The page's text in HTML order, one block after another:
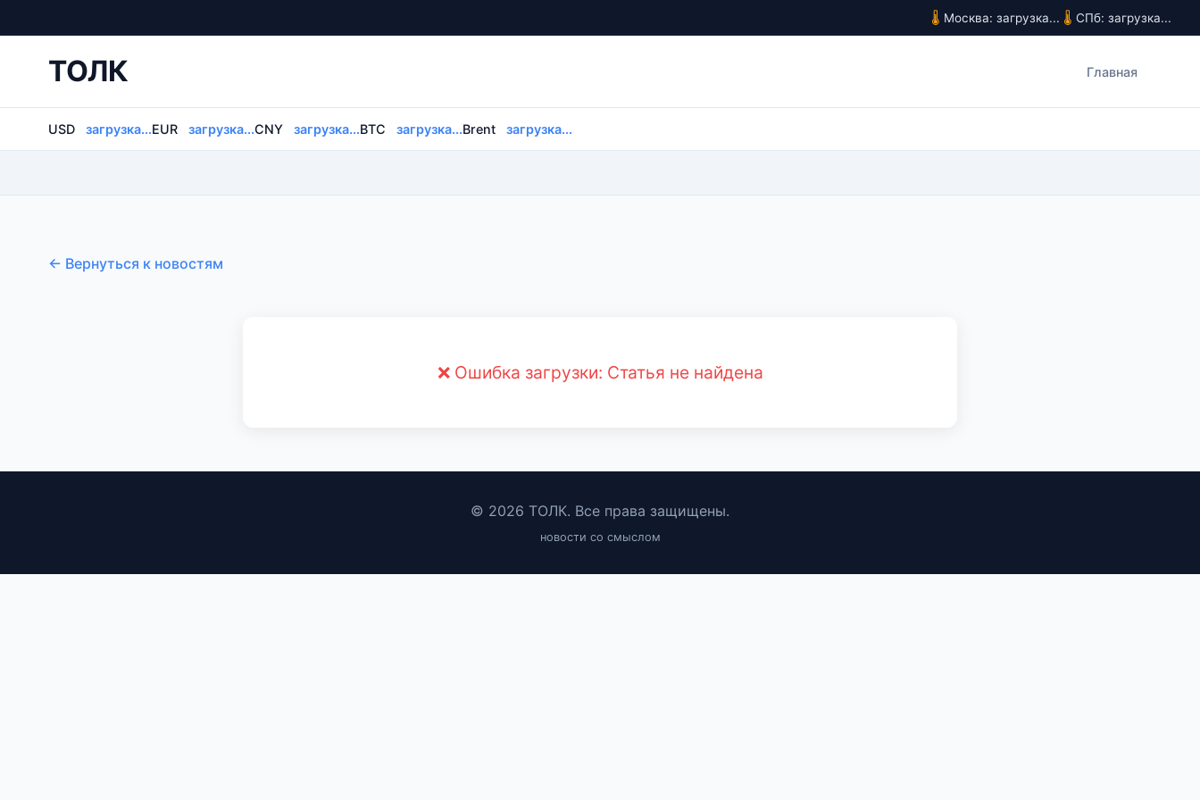
Москва: загрузка... СПб: загрузка...
ТОЛК Главная
USD загрузка...EUR загрузка...CNY загрузка...BTC загрузка...Brent загрузка...
← Вернуться к новостям
❌ Ошибка загрузки: Статья не найдена
© 2026 ТОЛК. Все права защищены.
новости со смыслом